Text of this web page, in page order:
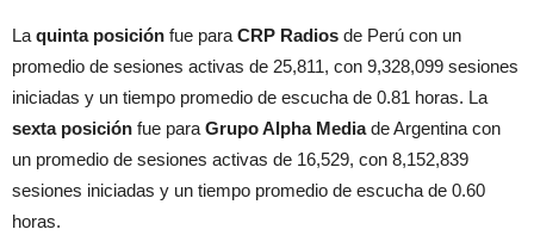
La quinta posición fue para CRP Radios de Perú con un
promedio de sesiones activas de 25,811, con 9,328,099 sesiones
iniciadas y un tiempo promedio de escucha de 0.81 horas. La
sexta posición fue para Grupo Alpha Mediade Argentina con
un promedio de sesiones activas de 16,529, con 8,152,839
sesiones iniciadas y un tiempo promedio de escucha de 0.60
horas.